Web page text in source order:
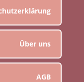
Über uns
AGB